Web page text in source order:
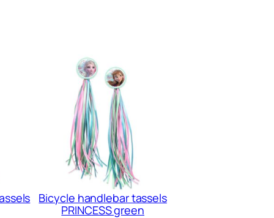
Bicycle handlebar tassels
PRINCESS green